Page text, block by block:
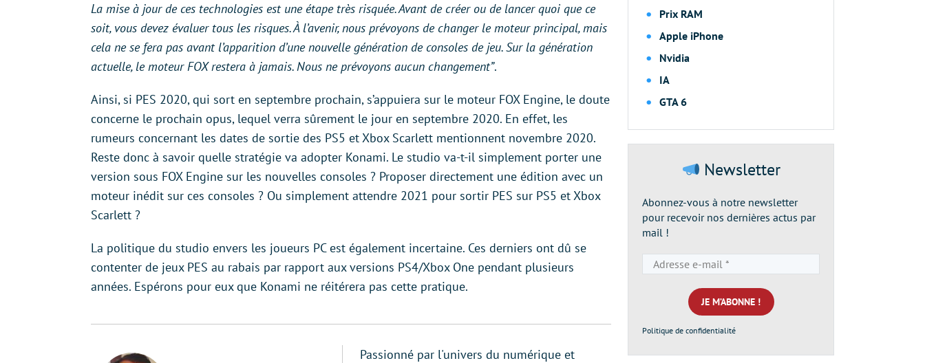
La mise à jour de ces technologies est une étape très risquée. Avant de créer ou de lancer quoi que ce
soit, vous devez évaluer tous les risques. À l’avenir, nous prévoyons de changer le moteur principal, mais
cela ne se fera pas avant l’apparition d’une nouvelle génération de consoles de jeu. Sur la génération
actuelle, le moteur FOX restera à jamais. Nous ne prévoyons aucun changement”.
Ainsi, si PES 2020, qui sort en septembre prochain, s’appuiera sur le moteur FOX Engine, le doute
concerne le prochain opus, lequel verra sûrement le jour en septembre 2020. En effet, les
rumeurs concernant les dates de sortie des PS5 et Xbox Scarlett mentionnent novembre 2020.
Reste donc à savoir quelle stratégie va adopter Konami. Le studio va-t-il simplement porter une
version sous FOX Engine sur les nouvelles consoles ? Proposer directement une édition avec un
moteur inédit sur ces consoles ? Ou simplement attendre 2021 pour sortir PES sur PS5 et Xbox
Scarlett ?
La politique du studio envers les joueurs PC est également incertaine. Ces derniers ont dû se
contenter de jeux PES au rabais par rapport aux versions PS4/Xbox One pendant plusieurs
années. Espérons pour eux que Konami ne réitérera pas cette pratique.
Passionné par l'univers du numérique et
Prix RAM
Apple iPhone
Nvidia
IA
GTA 6
Newsletter
Abonnez-vous à notre newsletter
pour recevoir nos dernières actus par
mail !
e-
mail
*
Politique de confidentialité